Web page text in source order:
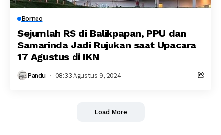
Borneo
Sejumlah RS di Balikpapan, PPU dan
Samarinda Jadi Rujukan saat Upacara
17 Agustus di IKN
Pandu 08:33 Agustus 9, 2024
Load More